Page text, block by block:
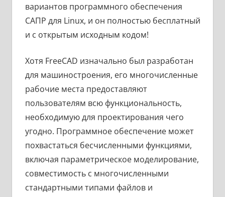
вариантов программного обеспечения
САПР для Linux, и он полностью бесплатный
и с открытым исходным кодом!
Хотя FreeCAD изначально был разработан
для машиностроения, его многочисленные
рабочие места предоставляют
пользователям всю функциональность,
необходимую для проектирования чего
угодно. Программное обеспечение может
похвастаться бесчисленными функциями,
включая параметрическое моделирование,
совместимость с многочисленными
стандартными типами файлов и